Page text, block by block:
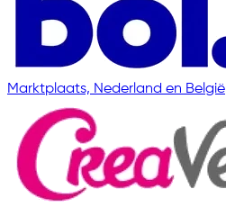
Marktplaats, Nederland en België